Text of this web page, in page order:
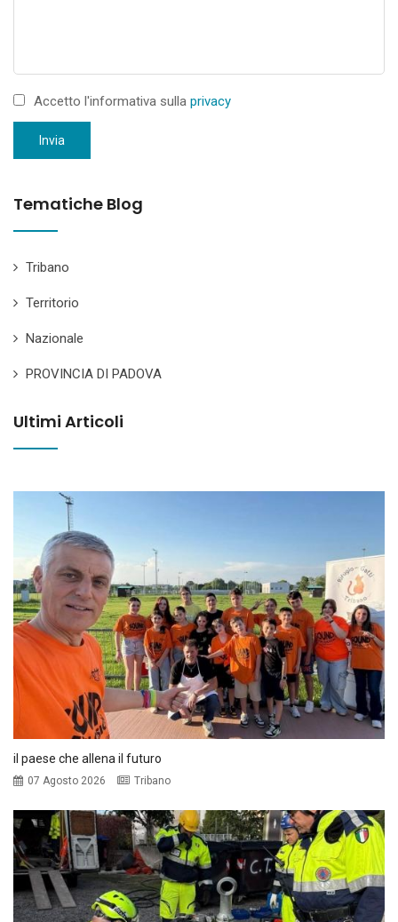
Accetto l'informativa sulla privacy
Invia
Tematiche Blog
Tribano
Territorio
Nazionale
PROVINCIA DI PADOVA
Ultimi Articoli
il paese che allena il futuro
07 Agosto 2026 Tribano